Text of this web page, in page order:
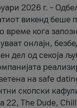
2026 г. –
викенд беше
време кога
онлајн,
дел од секоја
на safe
скопски
22, The Dude,